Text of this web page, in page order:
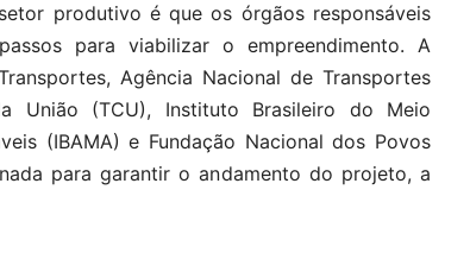
produtivo é que os órgãos responsáveis
para viabilizar o empreendimento. A
Agência Nacional de Transportes
União (TCU), Instituto Brasileiro do Meio
(IBAMA) e Fundação Nacional dos Povos
para garantir o andamento do projeto, a